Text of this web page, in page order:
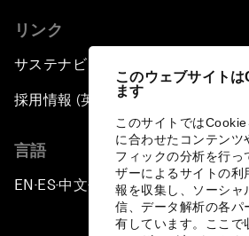
このウェブサイト
ます
このサイトでは
に合わせたコンテンツ
フィックの分析を行っ
ザーによるサイトの利
報を収集し、ソーシャ
信、データ解析の各パ
有しています。ここで
リンク
サステナビリティへの取り組み
採用情報 (英語のみ)
言語
EN ▪ ES▪中文▪ 日本語